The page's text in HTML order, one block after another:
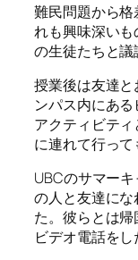
難民問題から
れも興味深い
の生徒たちと議
授業後は友達
ンパス内にあ
アクティビテ
に連れて行って
UBCのサマー
の人と友達に
た。彼らとは
ビデオ電話をし